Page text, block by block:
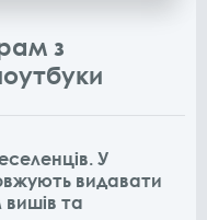
з
У
видавати
та